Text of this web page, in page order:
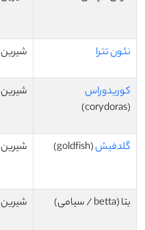
نئون تترا شیرین
کوریدوراس
(corydoras)
شیرین
گلدفیش(goldfish) شیرین
بتا (betta / سیامی) شیرین